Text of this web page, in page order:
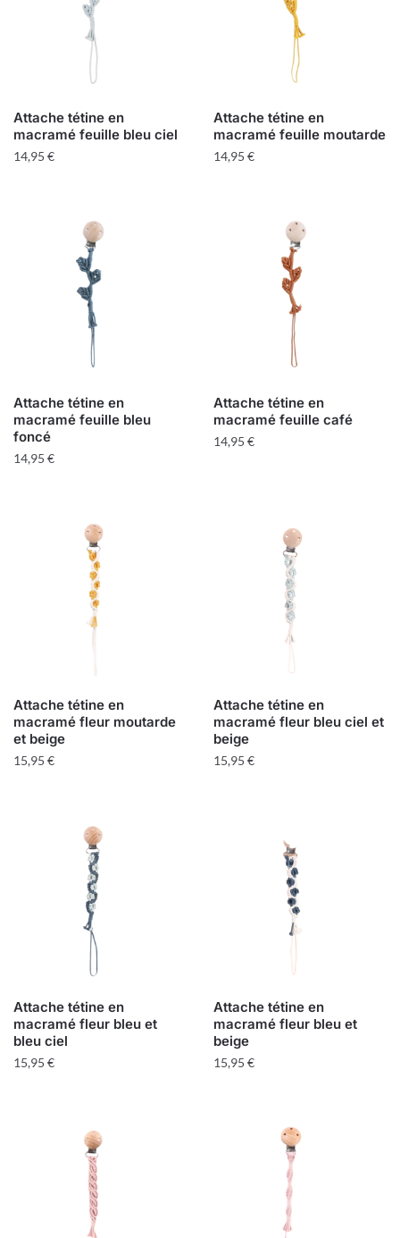
Attache tétine en
macramé feuille bleu ciel
14,95 €
Attache tétine en
macramé feuille moutarde
14,95 €
Attache tétine en
macramé feuille bleu
foncé
14,95 €
Attache tétine en
macramé feuille café
14,95 €
Attache tétine en
macramé fleur moutarde
et beige
15,95 €
Attache tétine en
macramé fleur bleu ciel et
beige
15,95 €
Attache tétine en
macramé fleur bleu et
bleu ciel
15,95 €
Attache tétine en
macramé fleur bleu et
beige
15,95 €